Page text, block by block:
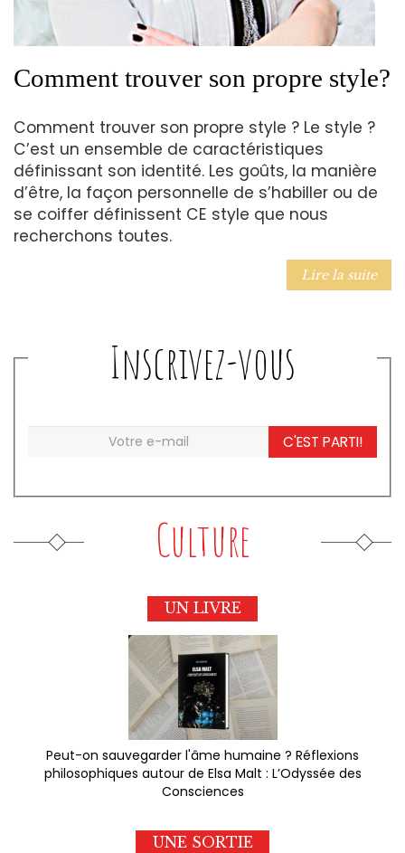
Comment trouver son propre style?
Comment trouver son propre style ? Le style ?
C’est un ensemble de caractéristiques
définissant son identité. Les goûts, la manière
d’être, la façon personnelle de s’habiller ou de
se coiffer définissent CE style que nous
recherchons toutes.
Lire la suite
Inscrivez-vous
C'EST PARTI!
Culture
UN LIVRE
Peut-on sauvegarder l'âme humaine ? Réflexions
philosophiques autour de Elsa Malt : L’Odyssée des
Consciences
UNE SORTIE